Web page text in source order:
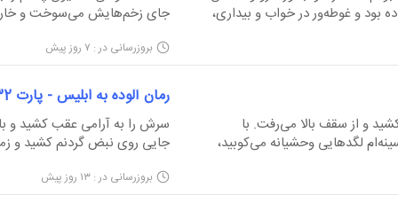
بود، وحشت‌زده جلو رفت و کنار زن زانو زد.
نمی‌کردند. تصویر مقابل چشمانم هنوز هم به قدری شوکه‌کننده
بود و غوطه‌ور در خواب و بیداری،
بسته شدند. مغز...
دور از چشم بقیه مجبور می‌شدم
کنم. البت...
بروزرسانی در : ۷ روز پیش
و از سقف بالا می‌رفت. با
لگدهایی وحشیانه می‌کوبید،
ساخته شده به دست خودش
رمان آلوده به ابلیس - پارت 132
سرش را به آرامی عقب کشید و
می‌کرد و کاری از دستم بر نمی‌آمد. دستم را روی شانه‌اش گذاشتم که عضلاتش...
بروزرسانی در : ۱۳ روز پیش